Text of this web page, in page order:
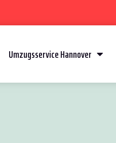
Umzugsservice Hannover